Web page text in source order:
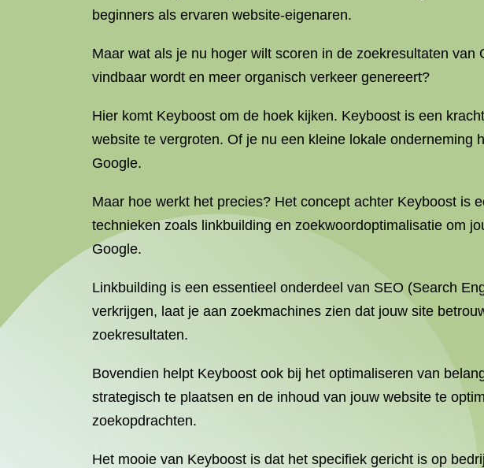
beginners als ervaren website-eigenaren.
Maar wat als je nu hoger wilt scoren in de zoekresultaten
vindbaar wordt en meer organisch verkeer genereert?
Hier komt Keyboost om de hoek kijken. Keyboost is een
website te vergroten. Of je nu een kleine lokale
Google.
Maar hoe werkt het precies? Het concept achter Keyboost is
technieken zoals linkbuilding en zoekwoordoptimalisatie om
Google.
Linkbuilding is een essentieel onderdeel van SEO (Search
verkrijgen, laat je aan zoekmachines zien dat jouw site
zoekresultaten.
Bovendien helpt Keyboost ook bij het optimaliseren van
strategisch te plaatsen en de inhoud van jouw website te
zoekopdrachten.
Het mooie van Keyboost is dat het specifiek gericht is op